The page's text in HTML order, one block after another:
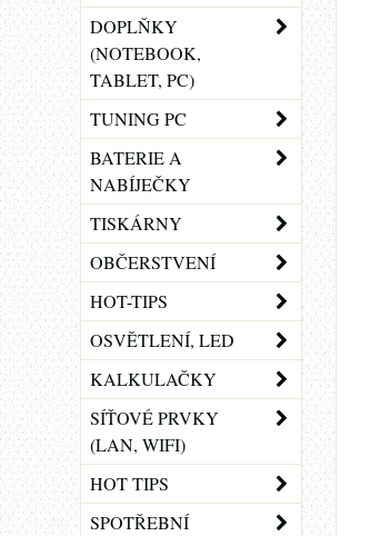
DOPLŇKY
(NOTEBOOK,
TABLET, PC)
TUNING PC
BATERIE A
NABÍJEČKY
TISKÁRNY
OBČERSTVENÍ
HOT-TIPS
OSVĚTLENÍ, LED
KALKULAČKY
SÍŤOVÉ PRVKY
(LAN, WIFI)
HOT TIPS
SPOTŘEBNÍ